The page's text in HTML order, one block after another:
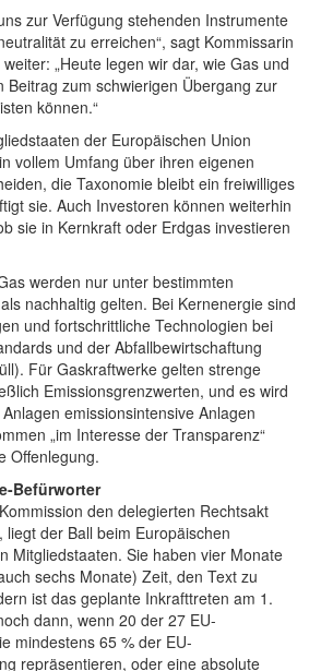
zur Verfügung stehenden Instrumente
zu erreichen“, sagt Kommissarin
„Heute legen wir dar, wie Gas und
Beitrag zum schwierigen Übergang zur
können.“
der Europäischen Union
vollem Umfang über ihren eigenen
die Taxonomie bleibt ein freiwilliges
sie. Auch Investoren können weiterhin
sie in Kernkraft oder Erdgas investieren
werden nur unter bestimmten
nachhaltig gelten. Bei Kernenergie sind
und fortschrittliche Technologien bei
und der Abfallbewirtschaftung
Für Gaskraftwerke gelten strenge
Emissionsgrenzwerten, und es wird
emissionsintensive Anlagen
„im Interesse der Transparenz“
Offenlegung.
Befürworter
den delegierten Rechtsakt
der Ball beim Europäischen
Mitgliedstaaten. Sie haben vier Monate
sechs Monate) Zeit, den Text zu
ist das geplante Inkrafttreten am 1.
dann, wenn 20 der 27 EU-
mindestens 65 % der EU-
repräsentieren, oder eine absolute